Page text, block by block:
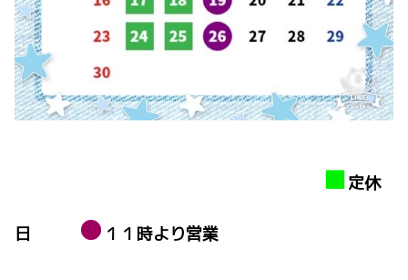
■定休
日 ● １１時より営業